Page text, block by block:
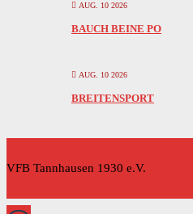
AUG. 10 2026
BAUCH BEINE PO
AUG. 10 2026
BREITENSPORT
VFB Tannhausen 1930 e.V.